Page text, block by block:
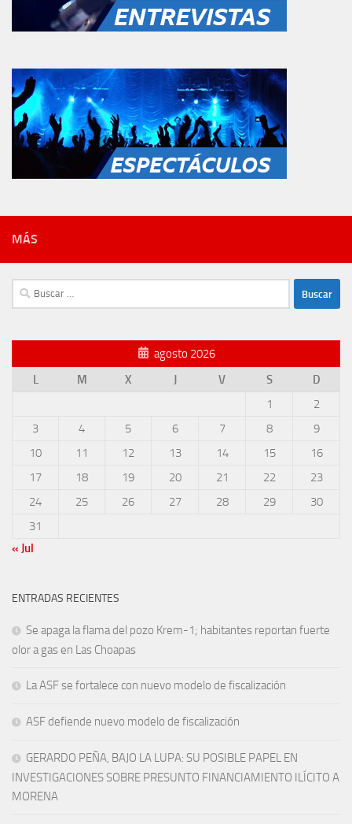
MÁS
Buscar:
agosto 2026
L
M X J V S
D
1
2
3
4 5 6 7 8
9
10
11 12 13 14 15
16
17
18 19 20 21 22
23
24
25 26 27 28 29
30
31
« Jul
ENTRADAS RECIENTES
Se apaga la flama del pozo Krem-1; habitantes reportan fuerte
olor a gas en Las Choapas
La ASF se fortalece con nuevo modelo de fiscalización
ASF defiende nuevo modelo de fiscalización
GERARDO PEÑA, BAJO LA LUPA: SU POSIBLE PAPEL EN
INVESTIGACIONES SOBRE PRESUNTO FINANCIAMIENTO ILÍCITO A
MORENA